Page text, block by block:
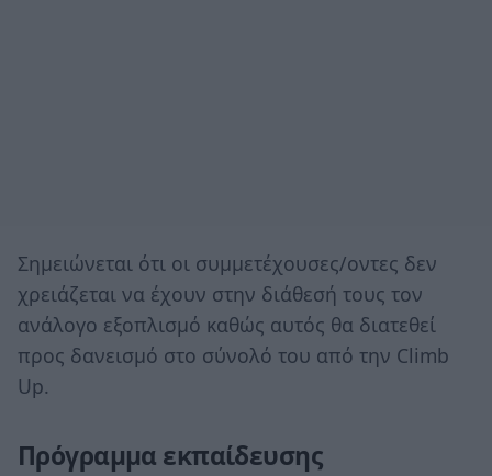
Σημειώνεται ότι οι συμμετέχουσες/οντες δεν
χρειάζεται να έχουν στην διάθεσή τους τον
ανάλογο εξοπλισμό καθώς αυτός θα διατεθεί
προς δανεισμό στο σύνολό του από την Climb
Up.
Πρόγραμμα εκπαίδευσης